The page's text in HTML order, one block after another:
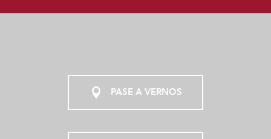
PASE A VERNOS